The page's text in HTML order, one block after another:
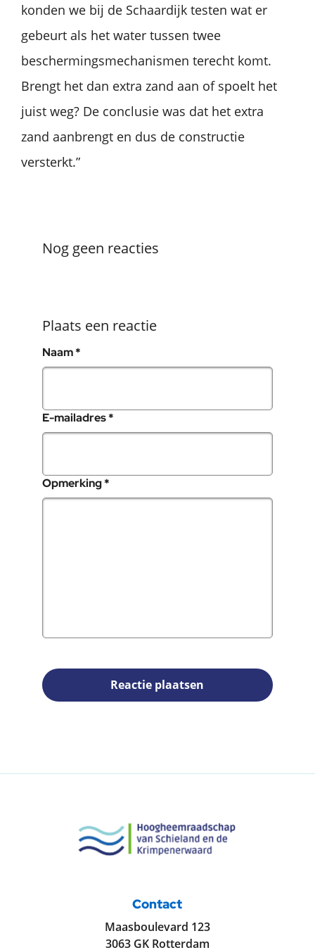
konden we bij de Schaardijk testen wat er
gebeurt als het water tussen twee
beschermingsmechanismen terecht komt.
Brengt het dan extra zand aan of spoelt het
juist weg? De conclusie was dat het extra
zand aanbrengt en dus de constructie
versterkt.”
Nog geen reacties
Plaats een reactie
Naam*
E-mailadres*
Opmerking*
Reactie plaatsen
Contact
Maasboulevard 123
3063 GK Rotterdam